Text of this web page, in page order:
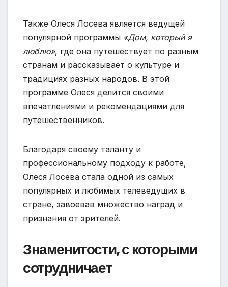
Также Олеся Лосева является ведущей
популярной программы «Дом, который я
люблю», где она путешествует по разным
странам и рассказывает о культуре и
традициях разных народов. В этой
программе Олеся делится своими
впечатлениями и рекомендациями для
путешественников.
Благодаря своему таланту и
профессиональному подходу к работе,
Олеся Лосева стала одной из самых
популярных и любимых телеведущих в
стране, завоевав множество наград и
признания от зрителей.
Знаменитости, с которыми
сотрудничает